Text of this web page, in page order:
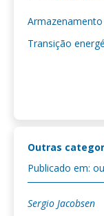
Transição
Outras
Publicado em:
Sergio Jacobsen